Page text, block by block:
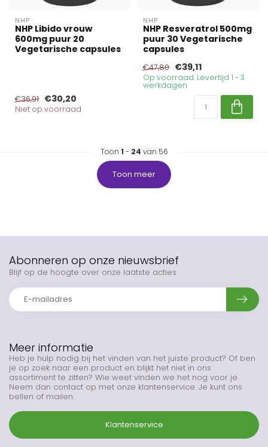
NHP
NHP Libido vrouw
600mg puur 20
Vegetarische capsules
€36,91 €30,20
Niet op voorraad
NHP
NHP Resveratrol 500mg
puur 30 Vegetarische
capsules
€47,80 €39,11
Op voorraad. Levertijd 1 - 3
werkdagen
Toon 1 - 24 van 56
Toon meer
Meer informatie
Heb je hulp nodig bij het vinden van het juiste product? Of ben
je op zoek naar een product en blijkt het niet in ons
assortiment te zitten? Wie weet vinden we het nog voor je.
Neem dan contact op met onze klantenservice. Je kunt ons
bellen of mailen.
Klantenservice
Abonneren op onze nieuwsbrief
Blijf op de hoogte over onze laatste acties